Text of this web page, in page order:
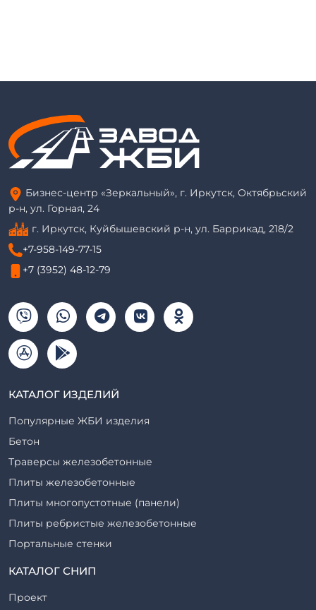
Бизнес-центр «Зеркальный», г. Иркутск, Октябрьский
р-н, ул. Горная, 24
г. Иркутск, Куйбышевский р-н, ул. Баррикад, 218/2
+7-958-149-77-15
+7 (3952) 48-12-79
КАТАЛОГ ИЗДЕЛИЙ
Популярные ЖБИ изделия
Бетон
Траверсы железобетонные
Плиты железобетонные
Плиты многопустотные (панели)
Плиты ребристые железобетонные
Портальные стенки
Прогоны железобетонные
Ригели железобетонные
КАТАЛОГ СНИП
Проект